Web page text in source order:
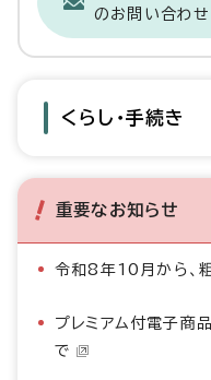
のお問い合わせ
くらし・手続き
重要なお知らせ
令和8年10月から、
プレミアム付電子商
で